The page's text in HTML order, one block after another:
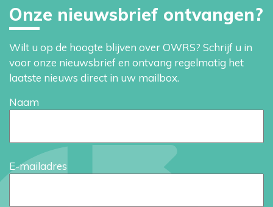
Onze nieuwsbrief ontvangen?
Wilt u op de hoogte blijven over OWRS? Schrijf u in
voor onze nieuwsbrief en ontvang regelmatig het
laatste nieuws direct in uw mailbox.
Naam
E-mailadres